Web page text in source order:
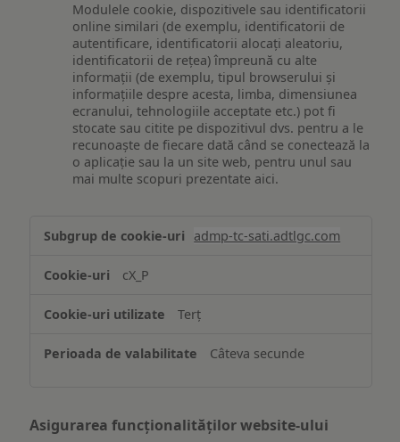
Modulele cookie, dispozitivele sau identificatorii
online similari (de exemplu, identificatorii de
autentificare, identificatorii alocați aleatoriu,
identificatorii de rețea) împreună cu alte
informații (de exemplu, tipul browserului și
informațiile despre acesta, limba, dimensiunea
ecranului, tehnologiile acceptate etc.) pot fi
stocate sau citite pe dispozitivul dvs. pentru a le
recunoaște de fiecare dată când se conectează la
o aplicație sau la un site web, pentru unul sau
mai multe scopuri prezentate aici.
și/sau
informațiilor
pe
dispozitiv
admp-tc-sati.adtlgc.com
cX_P
Terț
Câteva secunde
Asigurarea funcționalităților website-ului